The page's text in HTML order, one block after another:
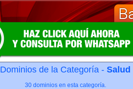
Dominios de la Categoría - Salud
30 dominios en esta categoría.